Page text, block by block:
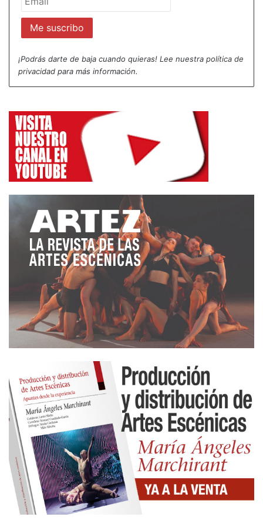
¡Podrás darte de baja cuando quieras! Lee nuestra política de
privacidad para más información.